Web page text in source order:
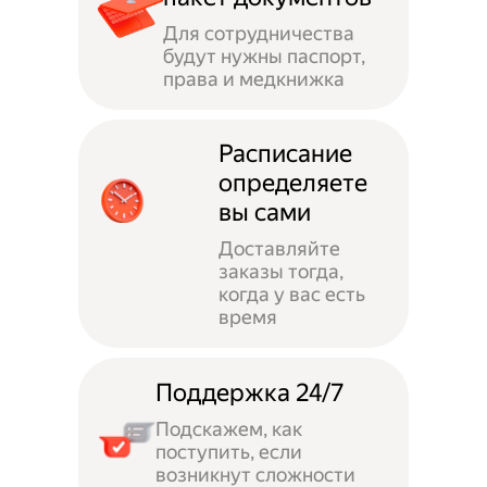
Для сотрудничества
будут нужны паспорт,
права и медкнижка
Расписание
определяете
вы сами
Доставляйте
заказы тогда,
когда у вас есть
время
Поддержка 24/7
Подскажем, как
поступить, если
возникнут сложности